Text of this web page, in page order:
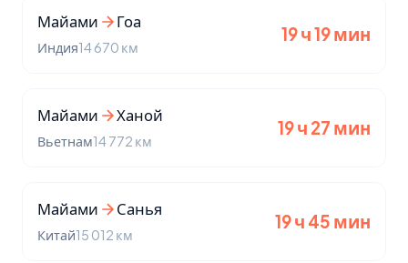
Майами Гоа
Индия14 670 км
19 ч 19 мин
Майами Ханой
Вьетнам14 772 км
19 ч 27 мин
Майами Санья
Китай15 012 км
19 ч 45 мин